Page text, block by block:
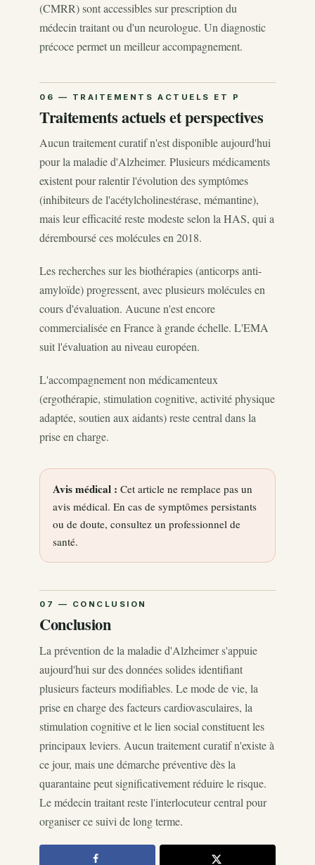
(CMRR) sont accessibles sur prescription du
médecin traitant ou d'un neurologue. Un diagnostic
précoce permet un meilleur accompagnement.
Traitements actuels et perspectives
Aucun traitement curatif n'est disponible aujourd'hui
pour la maladie d'Alzheimer. Plusieurs médicaments
existent pour ralentir l'évolution des symptômes
(inhibiteurs de l'acétylcholinestérase, mémantine),
mais leur efficacité reste modeste selon la HAS, qui a
déremboursé ces molécules en 2018.
Les recherches sur les biothérapies (anticorps anti-
amyloïde) progressent, avec plusieurs molécules en
cours d'évaluation. Aucune n'est encore
commercialisée en France à grande échelle. L'EMA
suit l'évaluation au niveau européen.
L'accompagnement non médicamenteux
(ergothérapie, stimulation cognitive, activité physique
adaptée, soutien aux aidants) reste central dans la
prise en charge.
Avis médical : Cet article ne remplace pas un
avis médical. En cas de symptômes persistants
ou de doute, consultez un professionnel de
santé.
Conclusion
La prévention de la maladie d'Alzheimer s'appuie
aujourd'hui sur des données solides identifiant
plusieurs facteurs modifiables. Le mode de vie, la
prise en charge des facteurs cardiovasculaires, la
stimulation cognitive et le lien social constituent les
principaux leviers. Aucun traitement curatif n'existe à
ce jour, mais une démarche préventive dès la
quarantaine peut significativement réduire le risque.
Le médecin traitant reste l'interlocuteur central pour
organiser ce suivi de long terme.